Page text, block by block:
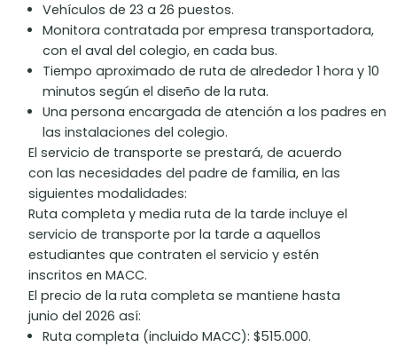
Vehículos de 23 a 26 puestos.
Monitora contratada por empresa transportadora,
con el aval del colegio, en cada bus.
Tiempo aproximado de ruta de alrededor 1 hora y 10
minutos según el diseño de la ruta.
Una persona encargada de atención a los padres en
las instalaciones del colegio.
El servicio de transporte se prestará, de acuerdo
con las necesidades del padre de familia, en las
siguientes modalidades:
Ruta completa y media ruta de la tarde incluye el
servicio de transporte por la tarde a aquellos
estudiantes que contraten el servicio y estén
inscritos en MACC.
El precio de la ruta completa se mantiene hasta
junio del 2026 así:
Ruta completa (incluido MACC): $515.000.